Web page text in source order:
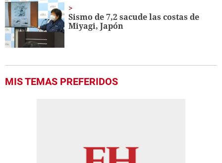
Sismo de 7,2 sacude las costas de
Miyagi, Japón
MIS TEMAS PREFERIDOS